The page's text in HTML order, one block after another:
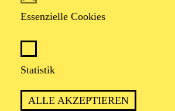
Essenzielle Cookies
Statistik
ALLE AKZEPTIEREN
bis zu ihrem 3. Lebensjahr in der
von Wien auf, wo sie 2017 anfing,
Schauspielstudium an der
Everding und sammelte erste